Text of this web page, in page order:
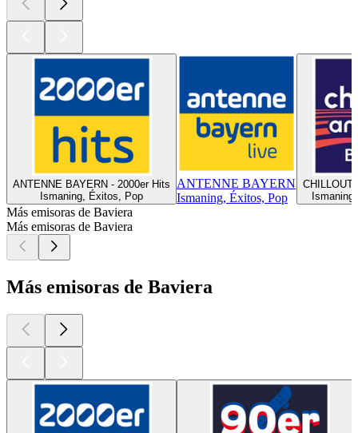
ANTENNE BAYERN - 2000er Hits
Ismaning, Éxitos, Pop
ANTENNE BAYERN
Ismaning, Éxitos, Pop
CHILLOUT
Más emisoras de Baviera
Más emisoras de Baviera
Más emisoras de Baviera